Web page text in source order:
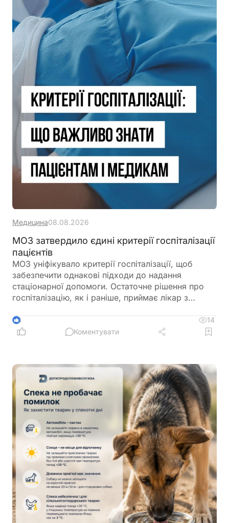
Медицина08.08.2026
МОЗ затвердило єдині критерії госпіталізації
пацієнтів
МОЗ уніфікувало критерії госпіталізації, щоб
забезпечити однакові підходи до надання
стаціонарної допомоги. Остаточне рішення про
госпіталізацію, як і раніше, приймає лікар з
3
14
Коментувати